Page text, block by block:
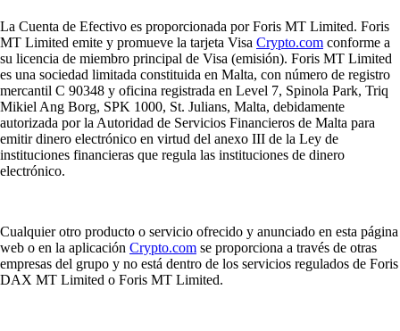
La Cuenta de Efectivo es proporcionada por Foris MT Limited. Foris
MT Limited emite y promueve la tarjeta Visa Crypto.com conforme a
su licencia de miembro principal de Visa (emisión). Foris MT Limited
es una sociedad limitada constituida en Malta, con número de registro
mercantil C 90348 y oficina registrada en Level 7, Spinola Park, Triq
Mikiel Ang Borg, SPK 1000, St. Julians, Malta, debidamente
autorizada por la Autoridad de Servicios Financieros de Malta para
emitir dinero electrónico en virtud del anexo III de la Ley de
instituciones financieras que regula las instituciones de dinero
electrónico.
Cualquier otro producto o servicio ofrecido y anunciado en esta página
web o en la aplicación Crypto.com se proporciona a través de otras
empresas del grupo y no está dentro de los servicios regulados de Foris
DAX MT Limited o Foris MT Limited.